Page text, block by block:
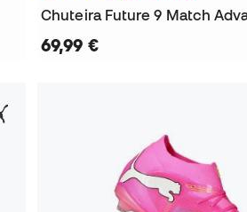
69,99 €